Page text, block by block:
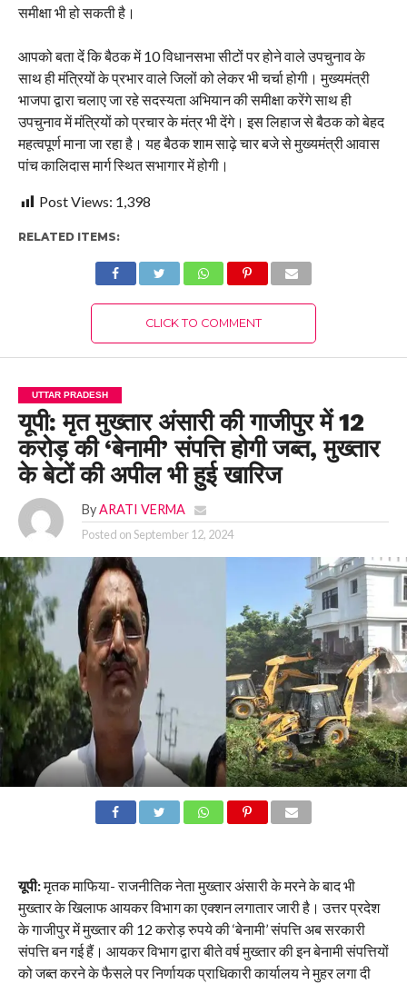
समीक्षा भी हो सकती है।
आपको बता दें कि बैठक में 10 विधानसभा सीटों पर होने वाले उपचुनाव के
साथ ही मंत्रियों के प्रभार वाले जिलों को लेकर भी चर्चा होगी। मुख्यमंत्री
भाजपा द्वारा चलाए जा रहे सदस्यता अभियान की समीक्षा करेंगे साथ ही
उपचुनाव में मंत्रियों को प्रचार के मंत्र भी देंगे। इस लिहाज से बैठक को बेहद
महत्वपूर्ण माना जा रहा है। यह बैठक शाम साढ़े चार बजे से मुख्यमंत्री आ‌वास
पांच कालिदास मार्ग स्थित सभागार में होगी।
Post Views: 1,398
RELATED ITEMS:
CLICK TO COMMENT
UTTAR PRADESH
यूपी: मृत मुख्तार अंसारी की गाजीपुर में 12
करोड़ की ‘बेनामी’ संपत्ति होगी जब्त, मुख्तार
के बेटों की अपील भी हुई खारिज
By ARATI VERMA
Posted onSeptember 12, 2024
यूपी:मृतक माफिया- राजनीतिक नेता मुख्तार अंसारी के मरने के बाद भी
मुख्तार के खिलाफ आयकर विभाग का एक्शन लगातार जारी है। उत्तर प्रदेश
के गाजीपुर में मुख्तार की 12 करोड़ रुपये की ‘बेनामी’ संपत्ति अब सरकारी
संपत्ति बन गई हैं। आयकर विभाग द्वारा बीते वर्ष मुख्तार की इन बेनामी संपत्तियों
को जब्त करने के फैसले पर निर्णायक प्राधिकारी कार्यालय ने मुहर लगा दी